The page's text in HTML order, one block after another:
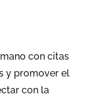
con citas
y promover el
con la